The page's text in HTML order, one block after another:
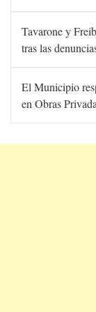
Tavarone y
tras las
El Municipio
en Obras